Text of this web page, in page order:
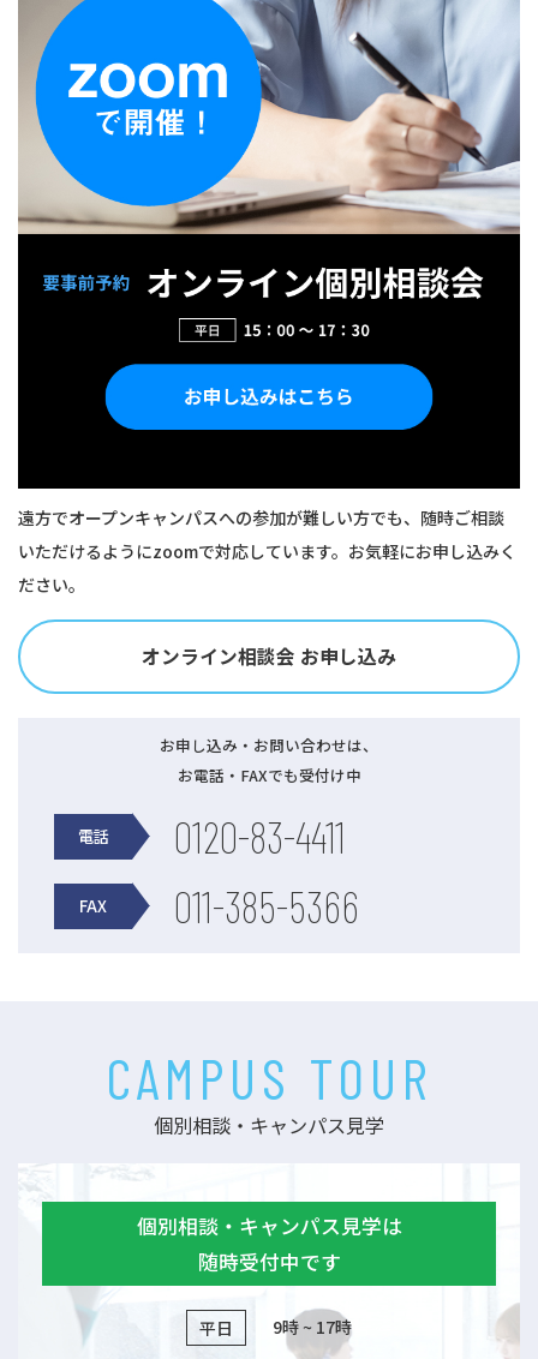
遠方でオープンキャンパスへの参加が難しい方でも、随時ご相談
いただけるようにzoomで対応しています。お気軽にお申し込みく
ださい。
オンライン相談会 お申し込み
お申し込み・お問い合わせは、
お電話・FAXでも受付け中
電話 0120-83-4411
FAX 011-385-5366
CAMPUS TOUR
個別相談・キャンパス見学
個別相談・キャンパス見学は
随時受付中です
平日 9時 ~ 17時